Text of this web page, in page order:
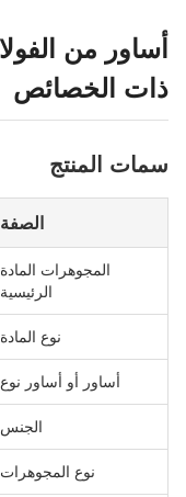
أساور من
ذات الخصائص
سمات المنتج
الصفة
المجوهرات المادة
الرئيسية
نوع المادة
أساور أو أساور نوع
الجنس
نوع المجوهرات